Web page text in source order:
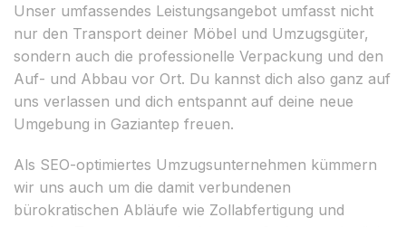
Unser umfassendes Leistungsangebot umfasst nicht
nur den Transport deiner Möbel und Umzugsgüter,
sondern auch die professionelle Verpackung und den
Auf- und Abbau vor Ort. Du kannst dich also ganz auf
uns verlassen und dich entspannt auf deine neue
Umgebung in Gaziantep freuen.
Als SEO-optimiertes Umzugsunternehmen kümmern
wir uns auch um die damit verbundenen
bürokratischen Abläufe wie Zollabfertigung und